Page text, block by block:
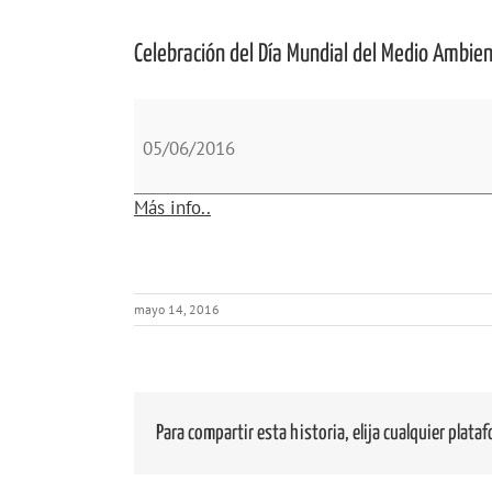
Celebración del Día Mundial del Medio
del
Mundial
del
05/06/2016
Más info..
mayo 14, 2016
Para compartir esta historia, elija cualquier